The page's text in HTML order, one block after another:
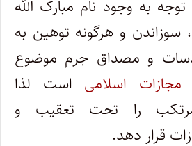
به وجود نام مبارک الله
سوزاندن و هرگونه توهین به
و مصداق جرم موضوع
مجازات اسلامی است لذا
مرتکب را تحت تعقیب و
قرار دهد.